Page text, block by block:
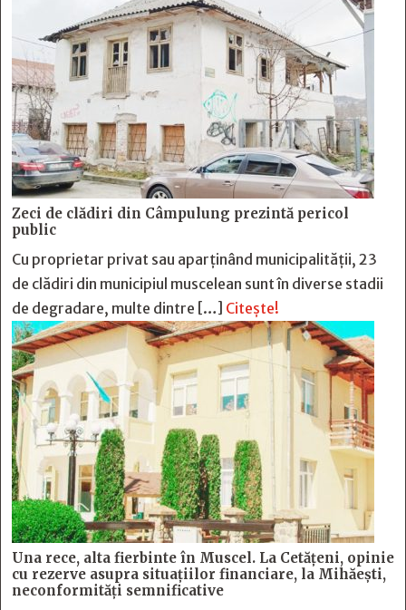
Zeci de clădiri din Câmpulung prezintă pericol
public
Cu proprietar privat sau aparținând municipalității, 23
de clădiri din municipiul muscelean sunt în diverse stadii
de degradare, multe dintre […] Citește!
Una rece, alta fierbinte în Muscel. La Cetăţeni, opinie
cu rezerve asupra situaţiilor financiare, la Mihăeşti,
neconformităţi semnificative